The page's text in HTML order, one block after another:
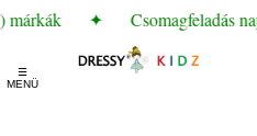
✦ Csomagfeladás
☰
MENÜ